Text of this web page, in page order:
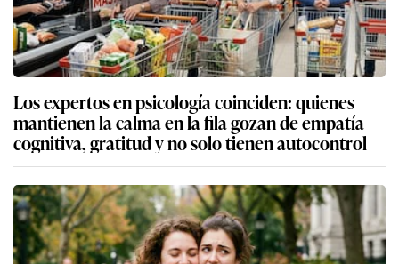
Los expertos en psicología coinciden: quienes
mantienen la calma en la fila gozan de empatía
cognitiva, gratitud y no solo tienen autocontrol